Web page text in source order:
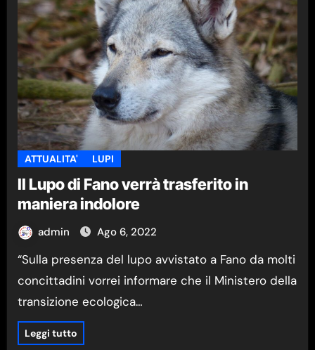
ATTUALITA' LUPI
Il Lupo di Fano verrà trasferito in
maniera indolore
admin Ago 6, 2022
“Sulla presenza del lupo avvistato a Fano da molti
concittadini vorrei informare che il Ministero della
transizione ecologica…
Leggi tutto